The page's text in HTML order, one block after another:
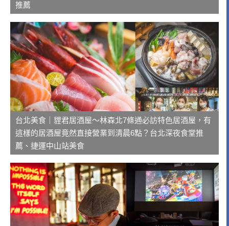
推薦
台北美食｜貍君居酒屋～林森北7條通必訪特色居酒屋，有
這樣的居酒屋竟然直接營業到清晨6點？台北深夜食堂推
薦、捷運中山站美食